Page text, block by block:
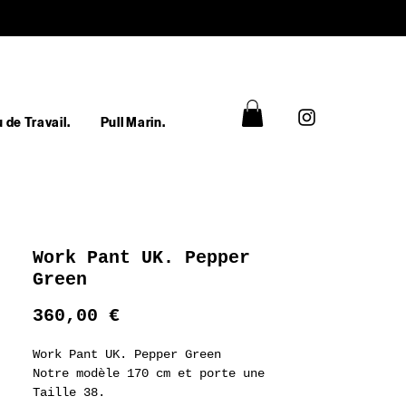
de Travail. Pull Marin.
Work Pant UK. Pepper
Green
360,00 €Prix
Work Pant UK. Pepper Green
Notre modèle 170 cm et porte une
Taille 38.